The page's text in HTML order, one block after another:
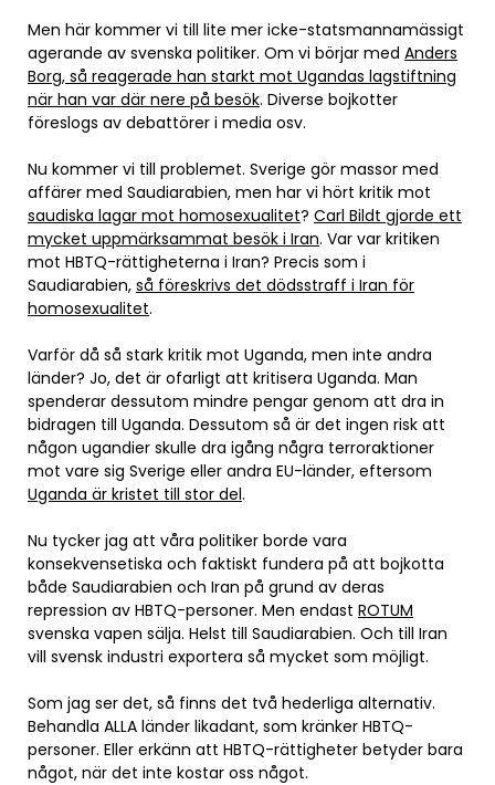
Men här kommer vi till lite mer icke-statsmannamässigt
agerande av svenska politiker. Om vi börjar med Anders
Borg, så reagerade han starkt mot Ugandas lagstiftning
när han var där nere på besök. Diverse bojkotter
föreslogs av debattörer i media osv.
Nu kommer vi till problemet. Sverige gör massor med
affärer med Saudiarabien, men har vi hört kritik mot
saudiska lagar mot homosexualitet? Carl Bildt gjorde ett
mycket uppmärksammat besök i Iran. Var var kritiken
mot HBTQ-rättigheterna i Iran? Precis som i
Saudiarabien, så föreskrivs det dödsstraff i Iran för
homosexualitet.
Varför då så stark kritik mot Uganda, men inte andra
länder? Jo, det är ofarligt att kritisera Uganda. Man
spenderar dessutom mindre pengar genom att dra in
bidragen till Uganda. Dessutom så är det ingen risk att
någon ugandier skulle dra igång några terroraktioner
mot vare sig Sverige eller andra EU-länder, eftersom
Uganda är kristet till stor del.
Nu tycker jag att våra politiker borde vara
konsekvensetiska och faktiskt fundera på att bojkotta
både Saudiarabien och Iran på grund av deras
repression av HBTQ-personer. Men endast ROTUM
svenska vapen sälja. Helst till Saudiarabien. Och till Iran
vill svensk industri exportera så mycket som möjligt.
Som jag ser det, så finns det två hederliga alternativ.
Behandla ALLA länder likadant, som kränker HBTQ-
personer. Eller erkänn att HBTQ-rättigheter betyder bara
något, när det inte kostar oss något.